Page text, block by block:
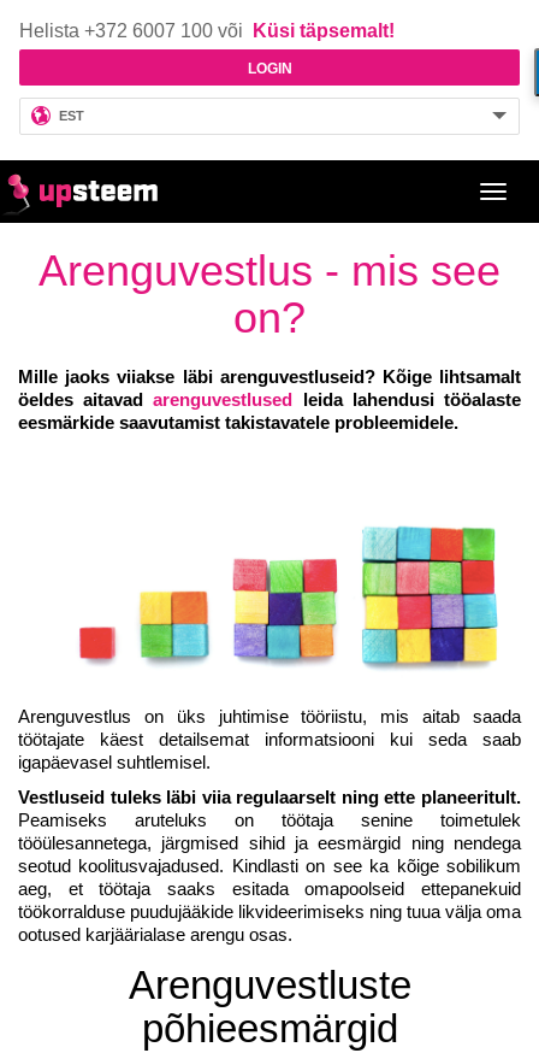
Helista +372 6007 100 või Küsi täpsemalt!
LOGIN
EST
Arenguvestlus - mis see
on?
Mille jaoks viiakse läbi arenguvestluseid? Kõige lihtsamalt
öeldes aitavadarenguvestlused leida lahendusi tööalaste
eesmärkide saavutamist takistavatele probleemidele.
Arenguvestlus on üks juhtimise tööriistu, mis aitab saada
töötajate käest detailsemat informatsiooni kui seda saab
igapäevasel suhtlemisel.
Vestluseid tuleks läbi viia regulaarselt ning ette planeeritult.
Peamiseks aruteluks on töötaja senine toimetulek
tööülesannetega, järgmised sihid ja eesmärgid ning nendega
seotud koolitusvajadused. Kindlasti on see ka kõige sobilikum
aeg, et töötaja saaks esitada omapoolseid ettepanekuid
töökorralduse puudujääkide likvideerimiseks ning tuua välja oma
ootused karjäärialase arengu osas.
Arenguvestluste
põhieesmärgid